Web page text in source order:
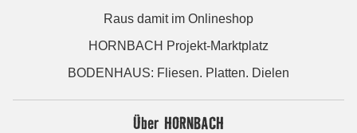
Raus damit im Onlineshop
HORNBACH Projekt-Marktplatz
BODENHAUS: Fliesen. Platten. Dielen
Über HORNBACH